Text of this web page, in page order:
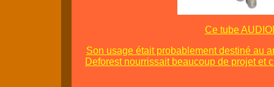
Ce tube
Son usage était probablement destiné au
Deforest nourrissait beaucoup de projet et